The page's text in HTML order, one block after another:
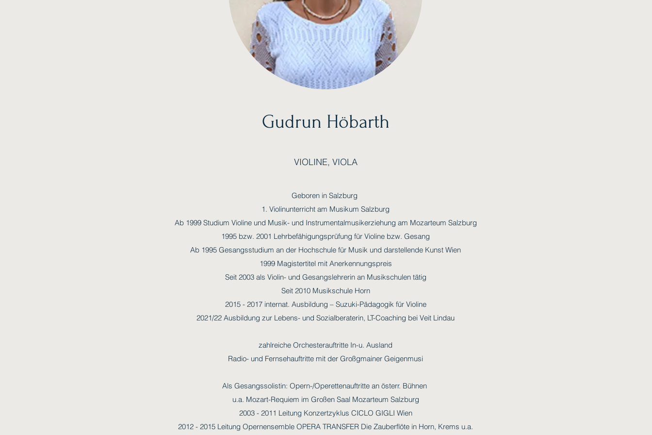
Gudrun Höbarth
VIOLINE, VIOLA
Geboren in Salzburg
1. Violinunterricht am Musikum Salzburg
Ab 1999 Studium Violine und Musik- und Instrumentalmusikerziehung am Mozarteum Salzburg
1995 bzw. 2001 Lehrbefähigungsprüfung für Violine bzw. Gesang
Ab 1995 Gesangsstudium an der Hochschule für Musik und darstellende Kunst Wien
1999 Magistertitel mit Anerkennungspreis
Seit 2003 als Violin- und Gesangslehrerin an Musikschulen tätig
Seit 2010 Musikschule Horn
2015 - 2017 internat. Ausbildung – Suzuki-Pädagogik für Violine
2021/22 Ausbildung zur Lebens- und Sozialberaterin, LT-Coaching bei Veit Lindau
zahlreiche Orchesterauftritte In-u. Ausland
Radio- und Fernsehauftritte mit der Großgmainer Geigenmusi
Als Gesangssolistin: Opern-/Operettenauftritte an österr. Bühnen
u.a. Mozart-Requiem im Großen Saal Mozarteum Salzburg
2003 - 2011 Leitung Konzertzyklus CICLO GIGLI Wien
2012 - 2015 Leitung Opernensemble OPERA TRANSFER Die Zauberflöte in Horn, Krems u.a.